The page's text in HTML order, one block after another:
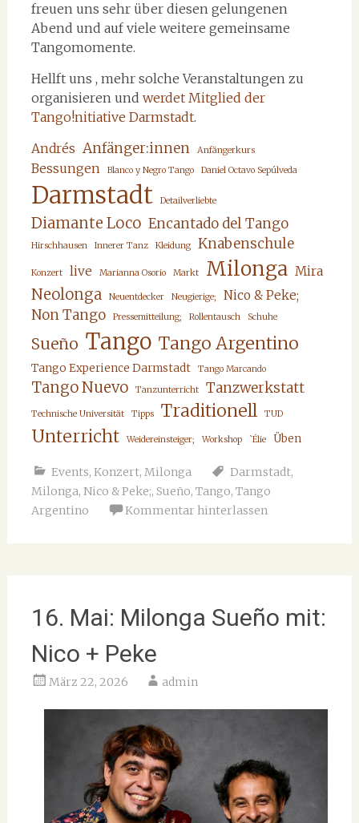
freuen uns sehr über diesen gelungenen
Abend und auf viele weitere gemeinsame
Tangomomente.
Hellft uns , mehr solche Veranstaltungen zu
organisieren und werdet Mitglied der
Tango!nitiative Darmstadt.
Andrés Anfänger:innen Anfängerkurs
Bessungen Blanco y Negro Tango Daniel Octavo Sepúlveda
Darmstadt Detailverliebte
Diamante Loco Encantado del Tango
Hirschhausen Innerer Tanz Kleidung Knabenschule
Konzert live Marianna Osorio Markt Milonga Mira
Neolonga Neuentdecker Neugierige; Nico & Peke;
Non Tango Pressemitteilung; Rollentausch Schuhe
Sueño Tango Tango Argentino
Tango Experience Darmstadt Tango Marcando
Tango Nuevo Tanzunterricht Tanzwerkstatt
Technische Universität Tipps Traditionell TUD
Unterricht Weidereinsteiger; Workshop `Élie Üben
Events, Konzert, Milonga Darmstadt,
Milonga, Nico & Peke;, Sueño, Tango, Tango
Argentino
Kommentar hinterlassen
16. Mai: Milonga Sueño mit:
Nico + Peke
März 22, 2026 admin